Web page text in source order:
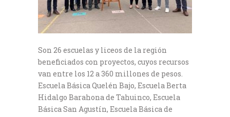
Son 26 escuelas y liceos de la región
beneficiados con proyectos, cuyos recursos
van entre los 12 a 360 millones de pesos.
Escuela Básica Quelén Bajo, Escuela Berta
Hidalgo Barahona de Tahuinco, Escuela
Básica San Agustín, Escuela Básica de